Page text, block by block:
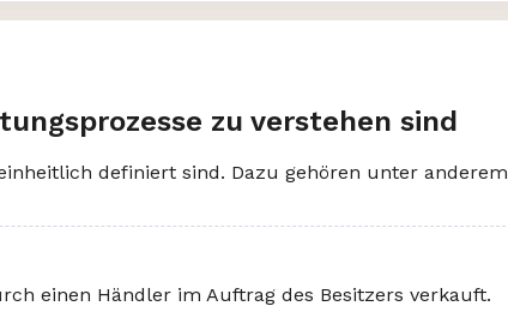
zu verstehen sind
definiert sind. Dazu gehören unter anderem
einen Händler im Auftrag des Besitzers verkauft.